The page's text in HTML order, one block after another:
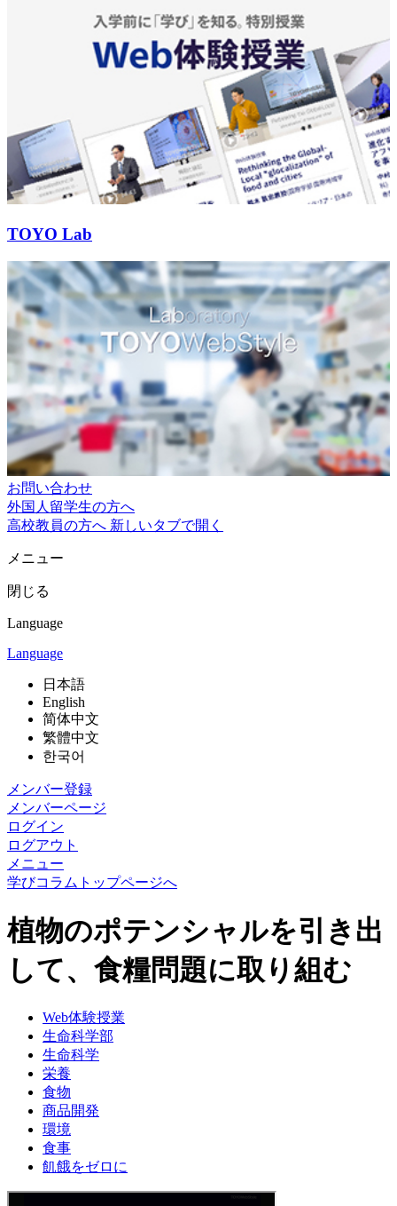
TOYO Lab
お問い合わせ
外国人留学生の方へ
高校教員の方へ 新しいタブで開く
メニュー
閉じる
Language
Language
日本語
English
简体中文
繁體中文
한국어
メンバー登録
メンバーページ
ログイン
ログアウト
メニュー
学びコラムトップページへ
植物のポテンシャルを引き出
して、食糧問題に取り組む
Web体験授業
生命科学部
生命科学
栄養
食物
商品開発
環境
食事
飢餓をゼロに